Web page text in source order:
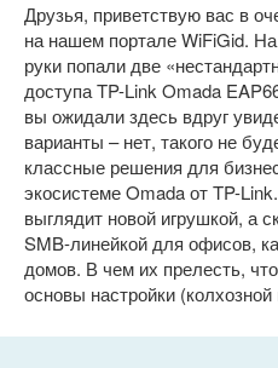
Друзья, приветствую вас в
на нашем портале WiFiGid.
руки попали две
доступа TP-Link Omada
вы ожидали здесь вдруг
варианты – нет, такого не
классные решения для
экосистеме Omada от TP-
выглядит новой игрушкой, а
SMB-линейкой для офисов,
домов. В чем их прелесть,
основы настройки